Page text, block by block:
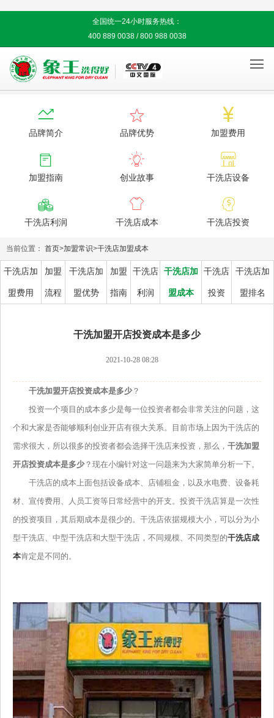
全国统一24小时服务热线：
400 889 0038 / 800 988 0038


品牌简介

品牌优势

加盟费用

加盟指南

创业故事

干洗店设备

干洗店利润

干洗店成本

干洗店投资
当前位置： 首页>加盟常识>干洗店加盟成本
干洗店加
盟费用
加盟
流程
干洗店加
盟优势
加盟
指南
干洗店
利润
干洗店加
盟成本
干洗店
投资
干洗店加
盟排名
干洗加盟开店投资成本是多少
2021-10-28 08:28
干洗加盟开店投资成本是多少 ？
投资一个项目的成本多少是每一位投资者都会非常关注的问题，这
个和大家是否能够顺利创业开店有很大关系。目前市场上因为干洗店的
需求很大，所以很多的投资者都会选择干洗店来投资，那么， 干洗加盟
开店投资成本是多少 ？现在小编针对这一问题来为大家简单分析一下。
干洗店的成本上面包括设备成本、店铺租金，以及水电费、设备耗
材、宣传费用、人员工资等日常经营中的开支。投资干洗店算是一次性
的投资项目，其后期成本是很少的。干洗店依据规模大小，可以分为小
型干洗店、中型干洗店和大型干洗店，不同规模、不同类型的干洗店成
本肯定是不同的。